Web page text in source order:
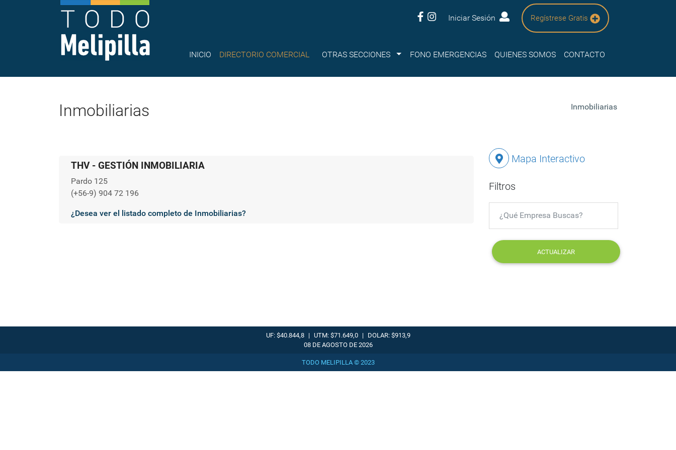
Iniciar Sesión Regístrese Gratis
INICIO DIRECTORIO COMERCIAL OTRAS SECCIONES Submenu
FONO EMERGENCIAS QUIENES SOMOS CONTACTO
Inmobiliarias Inmobiliarias
Mapa Interactivo
Filtros
ACTUALIZAR
THV - GESTIÓN INMOBILIARIA
Pardo 125
(+56-9) 904 72 196
¿Desea ver el listado completo de Inmobiliarias?
UF: $40.844,8 | UTM: $71.649,0 |
DOLAR: $913,9
08 DE AGOSTO DE 2026
TODO MELIPILLA © 2023